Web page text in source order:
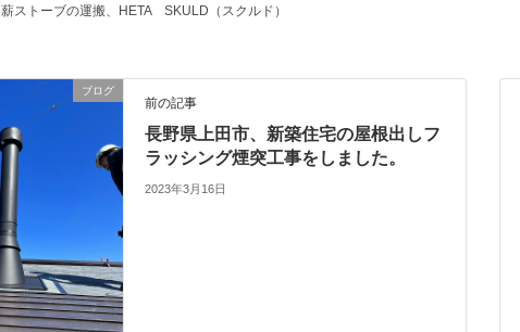
薪ストーブの運搬、HETA SKULD（スクルド）
ブログ
前の記事
長野県上田市、新築住宅の屋根出しフ
ラッシング煙突工事をしました。
2023年3月16日